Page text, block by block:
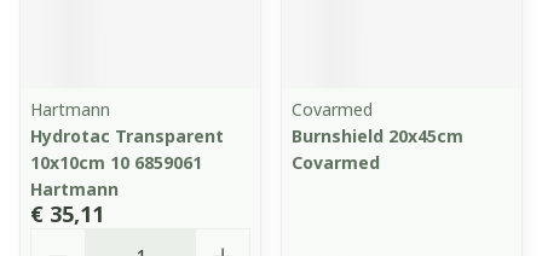
Hartmann
Hydrotac Transparent
10x10cm 10 6859061
Hartmann
€ 35,11
Covarmed
Burnshield 20x45cm
Covarmed